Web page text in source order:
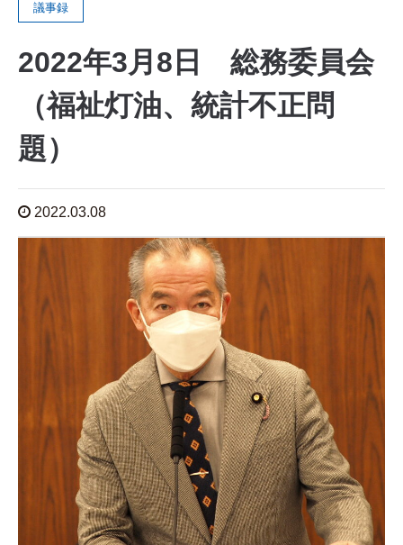
議事録
2022年3月8日 総務委員会
（福祉灯油、統計不正問
題）
2022.03.08